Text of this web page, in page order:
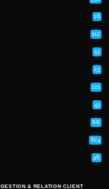
16
112
51
23
121
43
88
624
48
GESTION & RELATION CLIENT